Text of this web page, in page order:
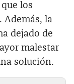
los
Además, la
dejado de
malestar
solución.